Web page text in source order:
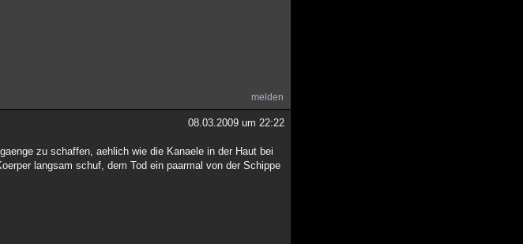
melden
08.03.2009 um 22:22
zu schaffen, aehlich wie die Kanaele in der Haut bei
langsam schuf, dem Tod ein paarmal von der Schippe